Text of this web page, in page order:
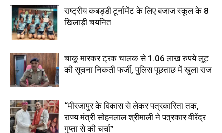
राष्ट्रीय कबड्डी टूर्नामेंट के लिए बजाज स्कूल के 8
खिलाड़ी चयनित
चाकू मारकर ट्रक चालक से 1.06 लाख रुपये लूट
की सूचना निकली फर्जी, पुलिस पूछताछ में खुला राज
“मीरजापुर के विकास से लेकर पत्रकारिता तक,
राज्य मंत्री सोहनलाल श्रीमाली ने पत्रकार वीरेंद्र
गुप्ता से की चर्चा”